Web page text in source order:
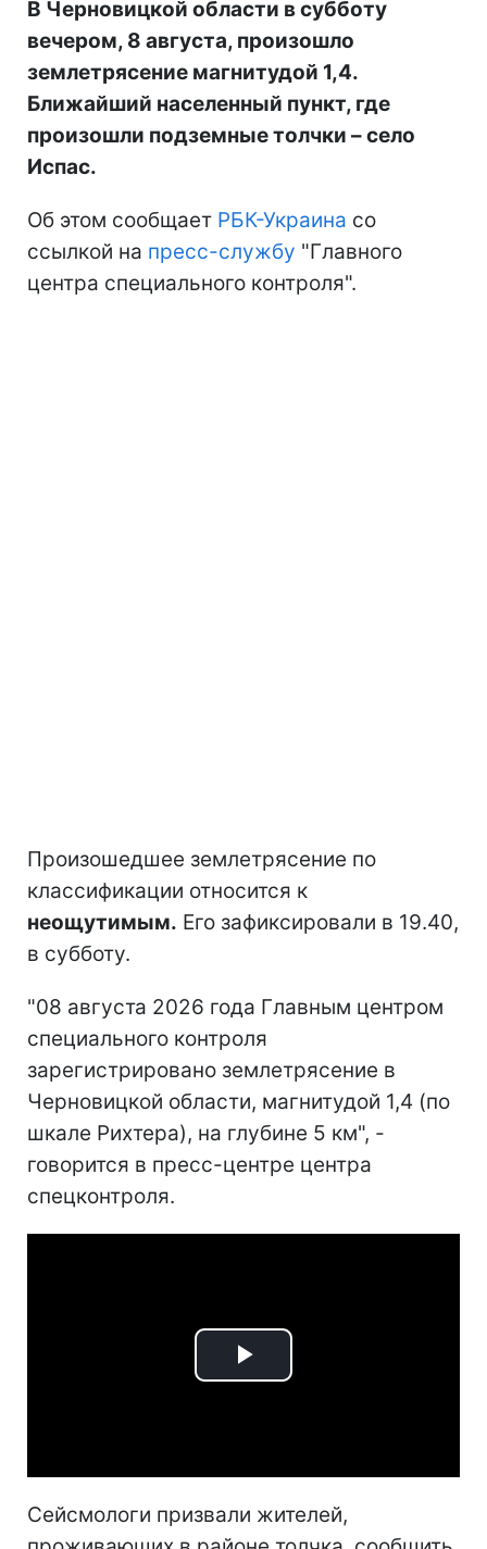
В Черновицкой области в субботу
вечером, 8 августа, произошло
землетрясение магнитудой 1,4.
Ближайший населенный пункт, где
произошли подземные толчки – село
Испас.
Об этом сообщает РБК-Украина со
ссылкой на пресс-службу "Главного
центра специального контроля".
Произошедшее землетрясение по
классификации относится к
неощутимым. Его зафиксировали в 19.40,
в субботу.
"08 августа 2026 года Главным центром
специального контроля
зарегистрировано землетрясение в
Черновицкой области, магнитудой 1,4 (по
шкале Рихтера), на глубине 5 км", -
говорится в пресс-центре центра
спецконтроля.
Play
Сейсмологи призвали жителей,